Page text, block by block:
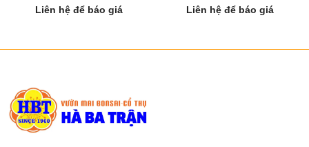
Liên hệ để báo giá Liên hệ để báo giá